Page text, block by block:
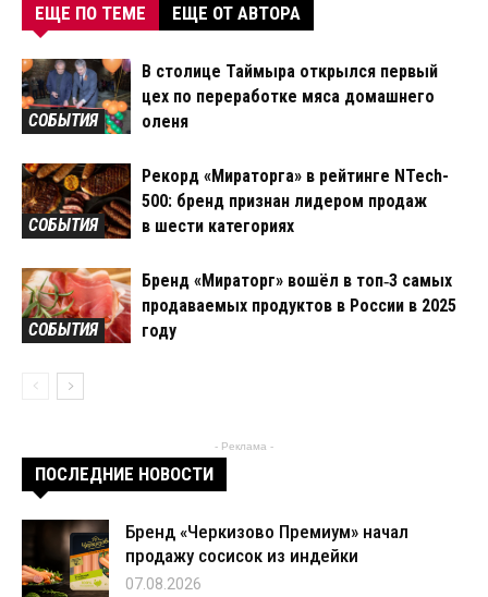
ЕЩЕ ПО ТЕМЕ ЕЩЕ ОТ АВТОРА
СОБЫТИЯ
В столице Таймыра открылся первый
цех по переработке мяса домашнего
оленя
СОБЫТИЯ
Рекорд «Мираторга» в рейтинге NTech-
500: бренд признан лидером продаж
в шести категориях
СОБЫТИЯ
Бренд «Мираторг» вошёл в топ‑3 самых
продаваемых продуктов в России в 2025
году
- Реклама -
ПОСЛЕДНИЕ НОВОСТИ
Бренд «Черкизово Премиум» начал
продажу сосисок из индейки
07.08.2026